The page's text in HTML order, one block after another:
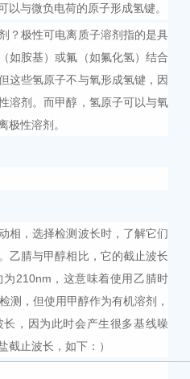
以与微负电荷的原子形成氢键。
？极性可电离质子溶剂指的是具
如胺基）或氟（如氟化氢）结合
这些氢原子不与氧形成氢键，因
溶剂。而甲醇，氢原子可以与氧
极性溶剂。
相，选择检测波长时，了解它们
乙腈与甲醇相比，它的截止波长
210nm，这意味着使用乙腈时
测，但使用甲醇作为有机溶剂，
，因为此时会产生很多基线噪
截止波长，如下：）